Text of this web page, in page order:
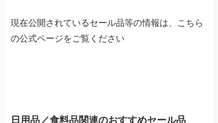
現在公開されているセール品等の情報は、こちら
の公式ページをご覧ください
日用品／食料品関連のおすすめセール品